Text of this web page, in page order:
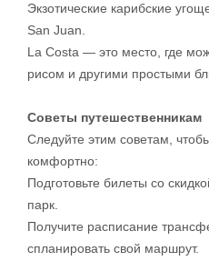
Экзотические карибские
San Juan.
La Costa — это место, где
рисом и другими простыми
Советы путешественникам
Следуйте этим советам,
комфортно:
Подготовьте билеты со
парк.
Получите расписание
спланировать свой маршрут.